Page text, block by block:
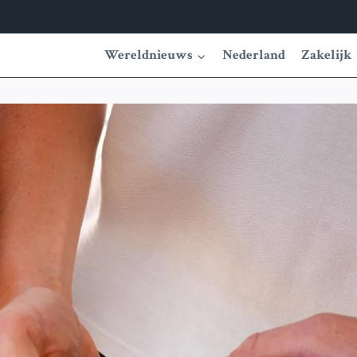
Wereldnieuws Nederland Zakelijk